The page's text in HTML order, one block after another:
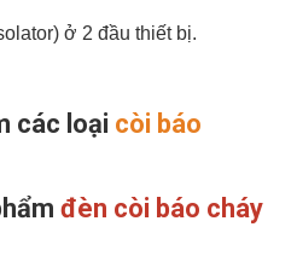
ở 2 đầu thiết bị.
các loại còi báo
đèn còi báo cháy